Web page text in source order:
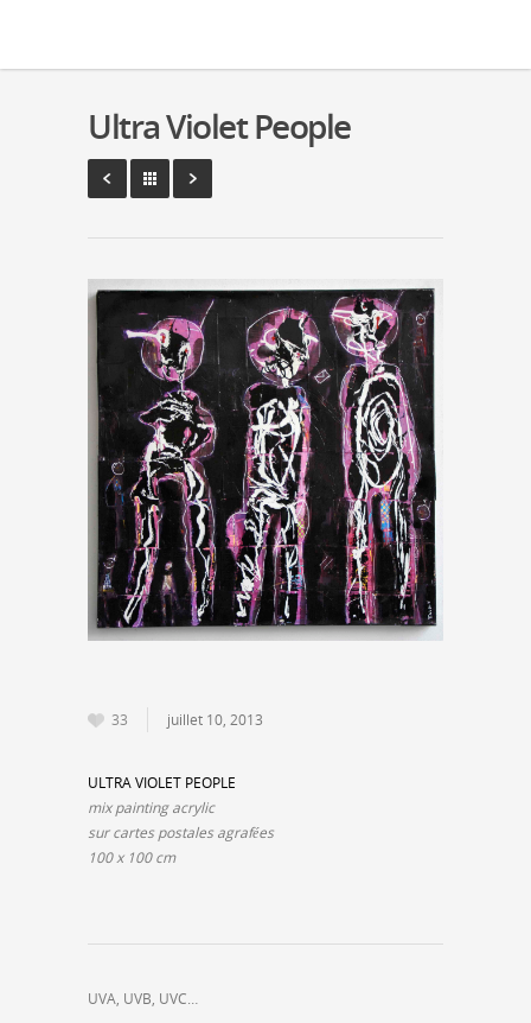
Ultra Violet People
33 juillet 10, 2013
ULTRA VIOLET PEOPLE
mix painting acrylic
sur cartes postales agrafées
100 x 100 cm
UVA, UVB, UVC…